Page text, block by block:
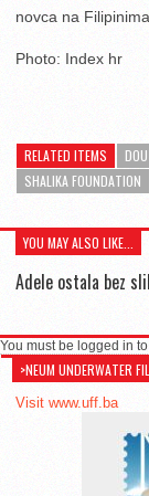
novca na
Photo: Index hr
RELATED ITEMS
SHALIKA FOUNDATION
YOU MAY ALSO LIKE...
Adele ostala bez
You must be logged in
>NEUM UNDERWATER
Visit www.uff.ba